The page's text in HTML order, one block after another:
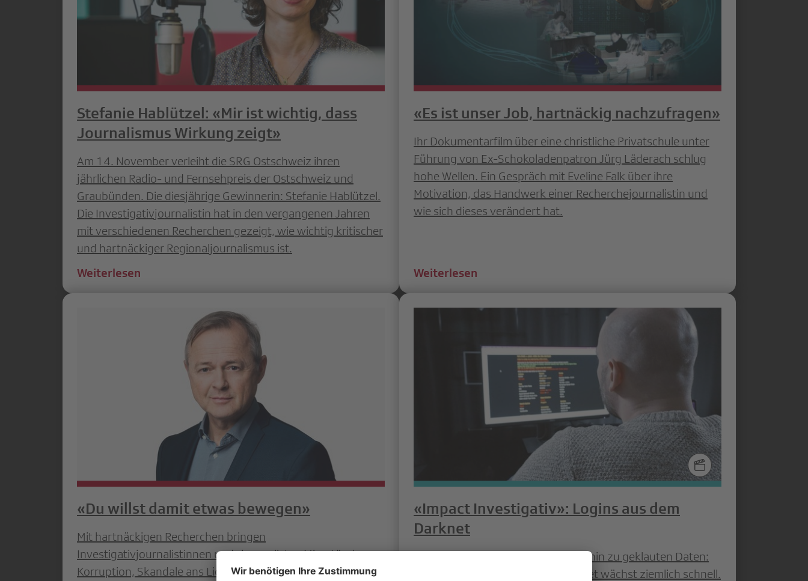
Stefanie Hablützel: «Mir ist wichtig, dass
Journalismus Wirkung zeigt»
Am 14. November verleiht die SRG Ostschweiz ihren
jährlichen Radio- und Fernsehpreis der Ostschweiz und
Graubünden. Die diesjährige Gewinnerin: Stefanie Hablützel.
Die Investigativjournalistin hat in den vergangenen Jahren
mit verschiedenen Recherchen gezeigt, wie wichtig kritischer
und hartnäckiger Regionaljournalismus ist.
Weiterlesen
«Es ist unser Job, hartnäckig nachzufragen»
Ihr Dokumentarfilm über eine christliche Privatschule unter
Führung von Ex-Schokoladenpatron Jürg Läderach schlug
hohe Wellen. Ein Gespräch mit Eveline Falk über ihre
Motivation, das Handwerk einer Recherchejournalistin und
wie sich dieses verändert hat.
Weiterlesen
«Du willst damit etwas bewegen»
Mit hartnäckigen Recherchen bringen
Investigativjournalistinnen und -journalisten Missstände,
Korruption, Skandale ans Licht. Medienhäuser setzen
«Impact Investigativ»: Logins aus dem
Darknet
Von Drogen über Auftragskiller bis hin zu geklauten Daten:
Der Markt für Cybercrime im Darknet wächst ziemlich schnell.